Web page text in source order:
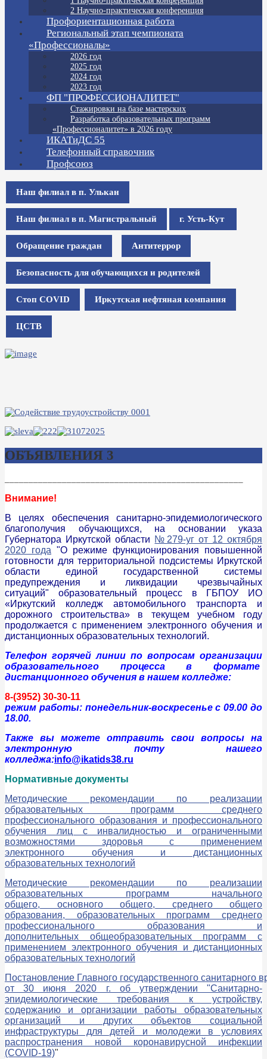
2 Научно-практическая конференция
Профориентационная работа
Региональный этап чемпионата
«Профессионалы»
2026 год
2025 год
2024 год
2023 год
ФП "ПРОФЕССИОНАЛИТЕТ"
Стажировки на базе мастерских
Разработка образовательных программ
«Профессионалитет» в 2026 году
ИКАТиДС 55
Телефонный справочник
Профсоюз
Наш филиал в п. Улькан
Наш филиал в п. Магистральный г. Усть-Кут
Обращение граждан Антитеррор
Безопасность для обучающихся и родителей
Стоп COVID Иркутская нефтяная компания
ЦСТВ
ОБЪЯВЛЕНИЯ 3
Внимание!
В целях обеспечения санитарно-эпидемиологического
благополучия обучающихся, на основании указа
Губернатора Иркутской области №279-уг от 12 октября
2020 года "О режиме функционирования повышенной
готовности для территориальной подсистемы Иркутской
области единой государственной системы
предупреждения и ликвидации чрезвычайных
ситуаций" образовательный процесс в ГБПОУ ИО
«Иркутский колледж автомобильного транспорта и
дорожного строительства» в текущем учебном году
продолжается с применением электронного обучения и
дистанционных образовательных технологий.
Телефон горячей линии по вопросам организации
образовательного процесса в формате
дистанционного обучения в нашем колледже:
8-(3952) 30-30-11
режим работы: понедельник-воскресенье с 09.00 до
18.00.
Также вы можете отправить свои вопросы на
электронную почту нашего
колледжа:info@ikatids38.ru
Нормативные документы
Методические рекомендации по реализации
образовательных программ среднего
профессионального образования и профессионального
обучения лиц с инвалидностью и ограниченными
возможностями здоровья с применением
электронного обучения и дистанционных
образовательных технологий
Методические рекомендации по реализации
образовательных программ начального
общего, основного общего, среднего общего
образования, образовательных программ среднего
профессионального образования и
дополнительных общеобразовательных программ с
применением электронного обучения и дистанционных
образовательных технологий
Постановление Главного государственного
от 30 июня 2020 г. об утверждении "Санитарно-
эпидемиологические требования к устройству,
содержанию и организации работы образовательных
организаций и других объектов социальной
инфраструктуры для детей и молодежи в условиях
распространения новой коронавирусной инфекции
(COVID-19)"